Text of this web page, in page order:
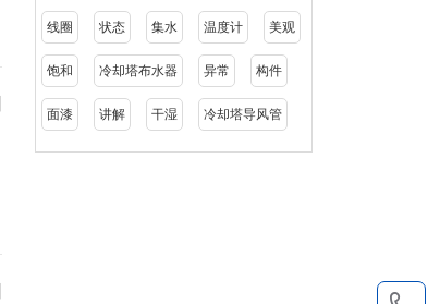
线圈 状态 集水 温度计 美观
饱和 冷却塔布水器 异常 构件
面漆 讲解 干湿 冷却塔导风管